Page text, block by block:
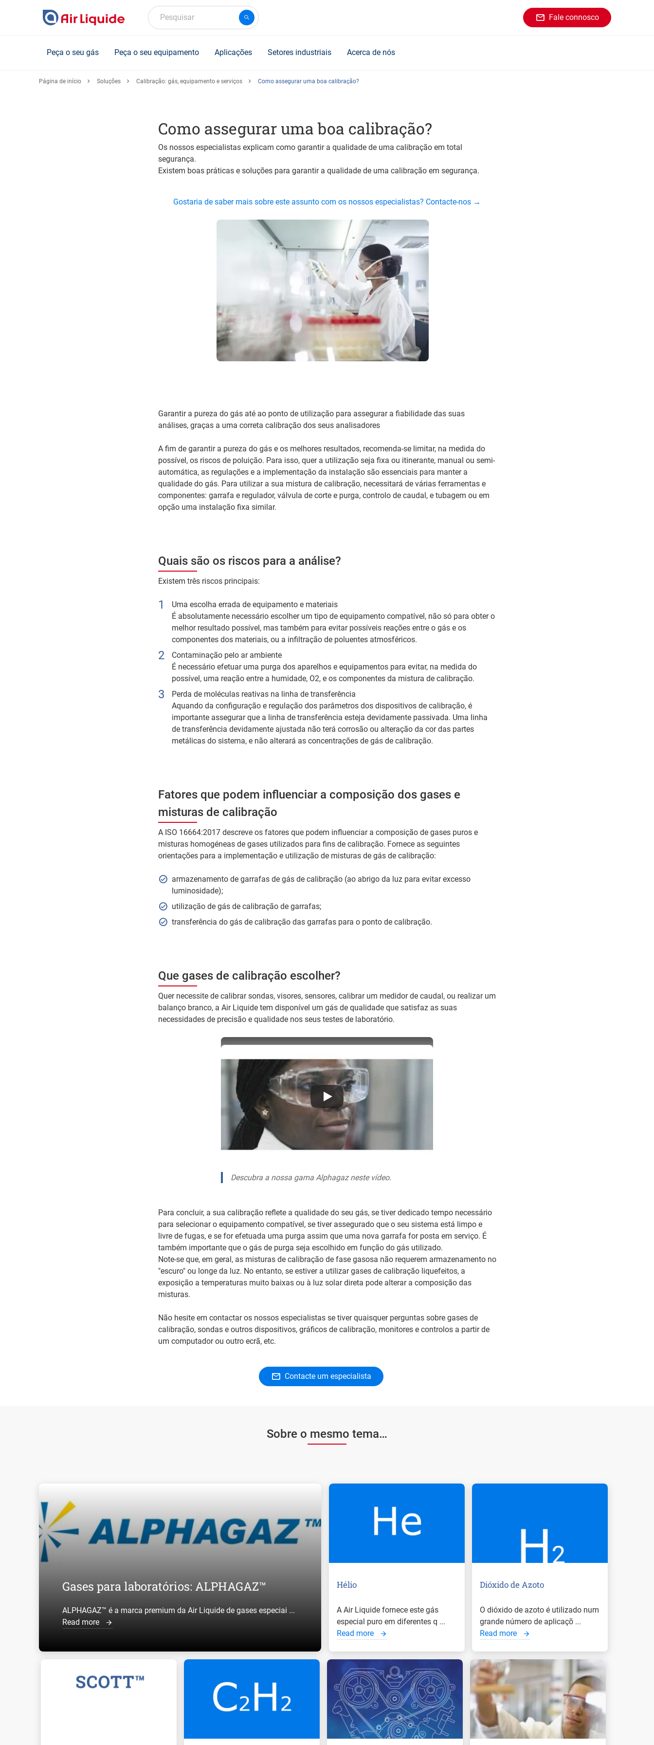
Pesquisar Fale connosco
Peça o seu gás Peça o seu equipamento Aplicações Setores industriais Acerca de nós
Página de início Soluções Calibração: gás, equipamento e serviços Como assegurar uma boa calibração?
Como assegurar uma boa calibração?
Os nossos especialistas explicam como garantir a qualidade de uma calibração em total
segurança.
Existem boas práticas e soluções para garantir a qualidade de uma calibração em segurança.
Gostaria de saber mais sobre este assunto com os nossos especialistas? Contacte-nos →
Garantir a pureza do gás até ao ponto de utilização para assegurar a fiabilidade das suas
análises, graças a uma correta calibração dos seus analisadores
A fim de garantir a pureza do gás e os melhores resultados, recomenda-se limitar, na medida do
possível, os riscos de poluição. Para isso, quer a utilização seja fixa ou itinerante, manual ou semi-
automática, as regulações e a implementação da instalação são essenciais para manter a
qualidade do gás. Para utilizar a sua mistura de calibração, necessitará de várias ferramentas e
componentes: garrafa e regulador, válvula de corte e purga, controlo de caudal, e tubagem ou em
opção uma instalação fixa similar.
Quais são os riscos para a análise?
Existem três riscos principais:
Uma escolha errada de equipamento e materiais
É absolutamente necessário escolher um tipo de equipamento compatível, não só para obter o
melhor resultado possível, mas também para evitar possíveis reações entre o gás e os
componentes dos materiais, ou a infiltração de poluentes atmosféricos.
Contaminação pelo ar ambiente
É necessário efetuar uma purga dos aparelhos e equipamentos para evitar, na medida do
possível, uma reação entre a humidade, O2, e os componentes da mistura de calibração.
Perda de moléculas reativas na linha de transferência
Aquando da configuração e regulação dos parâmetros dos dispositivos de calibração, é
importante assegurar que a linha de transferência esteja devidamente passivada. Uma linha
de transferência devidamente ajustada não terá corrosão ou alteração da cor das partes
metálicas do sistema, e não alterará as concentrações de gás de calibração.
Fatores que podem influenciar a composição dos gases e
misturas de calibração
A ISO 16664:2017 descreve os fatores que podem influenciar a composição de gases puros e
misturas homogéneas de gases utilizados para fins de calibração. Fornece as seguintes
orientações para a implementação e utilização de misturas de gás de calibração:
armazenamento de garrafas de gás de calibração (ao abrigo da luz para evitar excesso
luminosidade);
utilização de gás de calibração de garrafas;
transferência do gás de calibração das garrafas para o ponto de calibração.
Que gases de calibração escolher?
Quer necessite de calibrar sondas, visores, sensores, calibrar um medidor de caudal, ou realizar um
balanço branco, a Air Liquide tem disponível um gás de qualidade que satisfaz as suas
necessidades de precisão e qualidade nos seus testes de laboratório.
Descubra a nossa gama Alphagaz neste vídeo.
Para concluir, a sua calibração reflete a qualidade do seu gás, se tiver dedicado tempo necessário
para selecionar o equipamento compatível, se tiver assegurado que o seu sistema está limpo e
livre de fugas, e se for efetuada uma purga assim que uma nova garrafa for posta em serviço. É
também importante que o gás de purga seja escolhido em função do gás utilizado.
Note-se que, em geral, as misturas de calibração de fase gasosa não requerem armazenamento no
"escuro" ou longe da luz. No entanto, se estiver a utilizar gases de calibração liquefeitos, a
exposição a temperaturas muito baixas ou à luz solar direta pode alterar a composição das
misturas.
Não hesite em contactar os nossos especialistas se tiver quaisquer perguntas sobre gases de
calibração, sondas e outros dispositivos, gráficos de calibração, monitores e controlos a partir de
um computador ou outro ecrã, etc.
Contacte um especialista
Sobre o mesmo tema…
Gases para laboratórios: ALPHAGAZ™
ALPHAGAZ™ é a marca premium da Air Liquide de gases especiai ...
Read more
Hélio
A Air Liquide fornece este gás
especial puro em diferentes q ...
Read more
Dióxido de Azoto
O dióxido de azoto é utilizado num
grande número de aplicaçõ ...
Read more